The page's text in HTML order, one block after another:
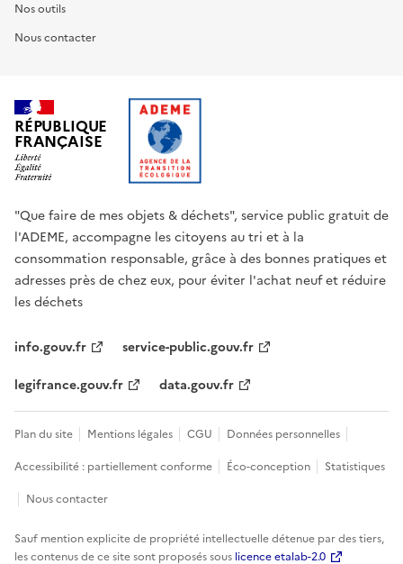
Nos outils
Nous contacter
RÉPUBLIQUE
FRANÇAISE
"Que faire de mes objets & déchets", service public gratuit de
l'ADEME, accompagne les citoyens au tri et à la
consommation responsable, grâce à des bonnes pratiques et
adresses près de chez eux, pour éviter l'achat neuf et réduire
les déchets
info.gouv.fr
service-public.gouv.fr
legifrance.gouv.fr
data.gouv.fr
Plan du site Mentions légales CGU
Données personnelles
Accessibilité : partiellement conforme
Éco-conception
Statistiques
Nous contacter
Sauf mention explicite de propriété intellectuelle détenue par des tiers,
les contenus de ce site sont proposés sous licence etalab-2.0